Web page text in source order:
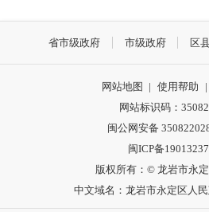
省市级政府 市级政府 区
网站地图 | 使用帮助 |
网站标识码：
闽公网安备
闽ICP备
版权所有：© 龙岩市永
中文域名：龙岩市永定区人